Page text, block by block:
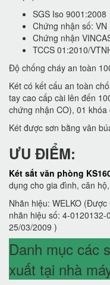
SGS Iso 9001:2008
Chứng nhận số: VN
Chứng nhận
TCCS 01:2010/
Độ chống cháy an toàn
Két có kết cấu an toàn
tay cao cấp cài lên đến
chứng nhận CO), 01
Két được sơn bằng vân
ƯU ĐIỂM:
Két sắt văn phòng
dụng cho gia đình, căn
Nhãn hiệu: WELKO
nhãn hiệu số: 4-
25/03/2009 )
Danh mục các
xuất tại nhà